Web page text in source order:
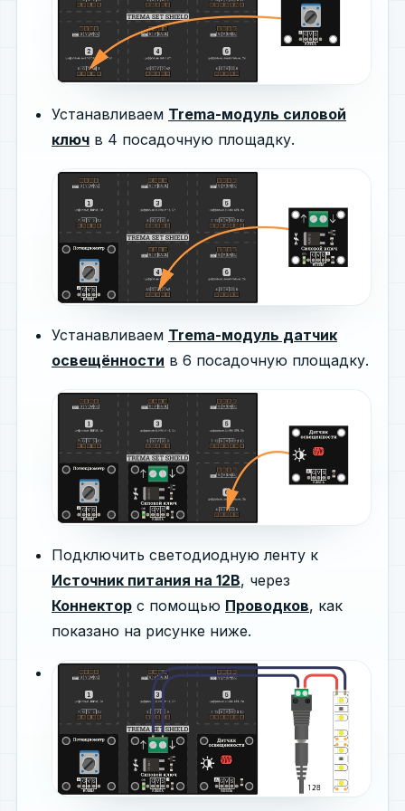
Устанавливаем Trema-модуль cиловой
ключ в 4 посадочную площадку.
Устанавливаем Trema-модуль датчик
освещённости в 6 посадочную площадку.
Подключить светодиодную ленту к
Источник питания на 12В, через
Коннектор с помощью Проводков, как
показано на рисунке ниже.